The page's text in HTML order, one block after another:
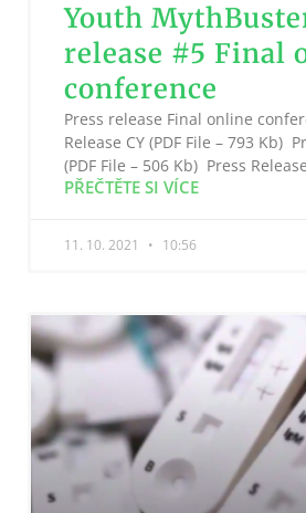
Youth
release #5 Final
conference
Press release Final online
Release CY (PDF File – 793 Kb)
(PDF File – 506 Kb) Press
PŘEČTĚTE SI VÍCE
11. 10. 2021 10:56